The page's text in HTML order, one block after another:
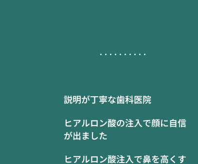
説明が丁寧な歯科医院
ヒアルロン酸の注入で顔に自信
が出ました
ヒアルロン酸注入で鼻を高くす